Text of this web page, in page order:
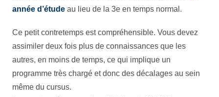
année d’étude au lieu de la 3e en temps normal.
Ce petit contretemps est compréhensible. Vous devez
assimiler deux fois plus de connaissances que les
autres, en moins de temps, ce qui implique un
programme très chargé et donc des décalages au sein
même du cursus.